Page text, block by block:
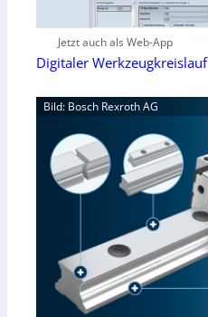
Jetzt auch als Web-App
Digitaler Werkzeugkreislauf
Bild: Bosch Rexroth AG